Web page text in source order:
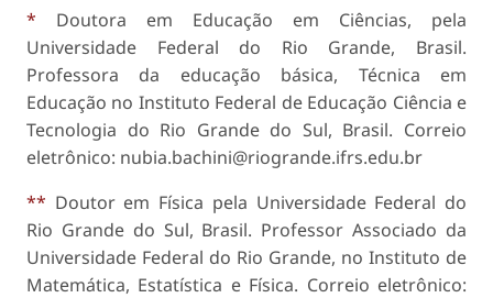
*
Doutora em Educação em Ciências, pela
Universidade Federal do Rio Grande, Brasil.
Professora da educação básica, Técnica em
Educação no Instituto Federal de Educação Ciência e
Tecnologia do Rio Grande do Sul, Brasil. Correio
eletrônico: nubia.bachini@riogrande.ifrs.edu.br
** Doutor em Física pela Universidade Federal do
Rio Grande do Sul, Brasil. Professor Associado da
Universidade Federal do Rio Grande, no Instituto de
Matemática, Estatística e Física. Correio eletrônico: